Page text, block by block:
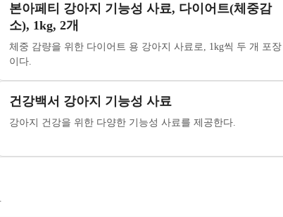
본아페티 강아지 기능성 사료, 다이어트(체중감
소), 1kg, 2개
체중 감량을 위한 다이어트 용 강아지 사료로, 1kg씩 두 개 포장
이다.
건강백서 강아지 기능성 사료
강아지 건강을 위한 다양한 기능성 사료를 제공한다.